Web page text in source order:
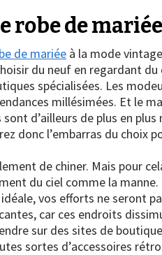
robe de
de mariée à la mode
du neuf en regardant
spécialisées. Les
millésimées. Et le
d’ailleurs de plus en
donc l’embarras du choix
de chiner. Mais pour
du ciel comme la
vos efforts ne seront
car ces endroits
sur des sites de
sortes d’accessoires